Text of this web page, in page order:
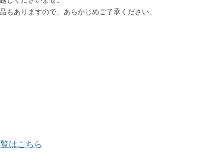
もありますので、あらかじめご了承ください。
はこちら